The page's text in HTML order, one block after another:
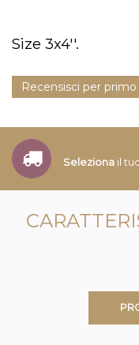
Size 3x4''.
Recensisci per
Seleziona il